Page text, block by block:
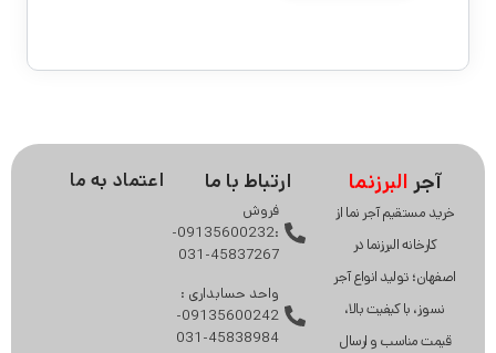
آجر البرزنما
خرید مستقیم آجر نما از
کارخانه البرزنما در
اصفهان؛ تولید انواع آجر
نسوز، با کیفیت بالا،
قیمت مناسب و ارسال
ارتباط با ما
فروش
:09135600232-
45837267-031
واحد حسابداری :
09135600242-
45838984-031
اعتماد به ما